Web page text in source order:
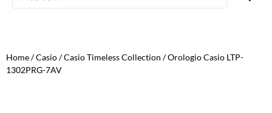
Home/Casio/Casio Timeless Collection / Orologio Casio LTP-
1302PRG-7AV